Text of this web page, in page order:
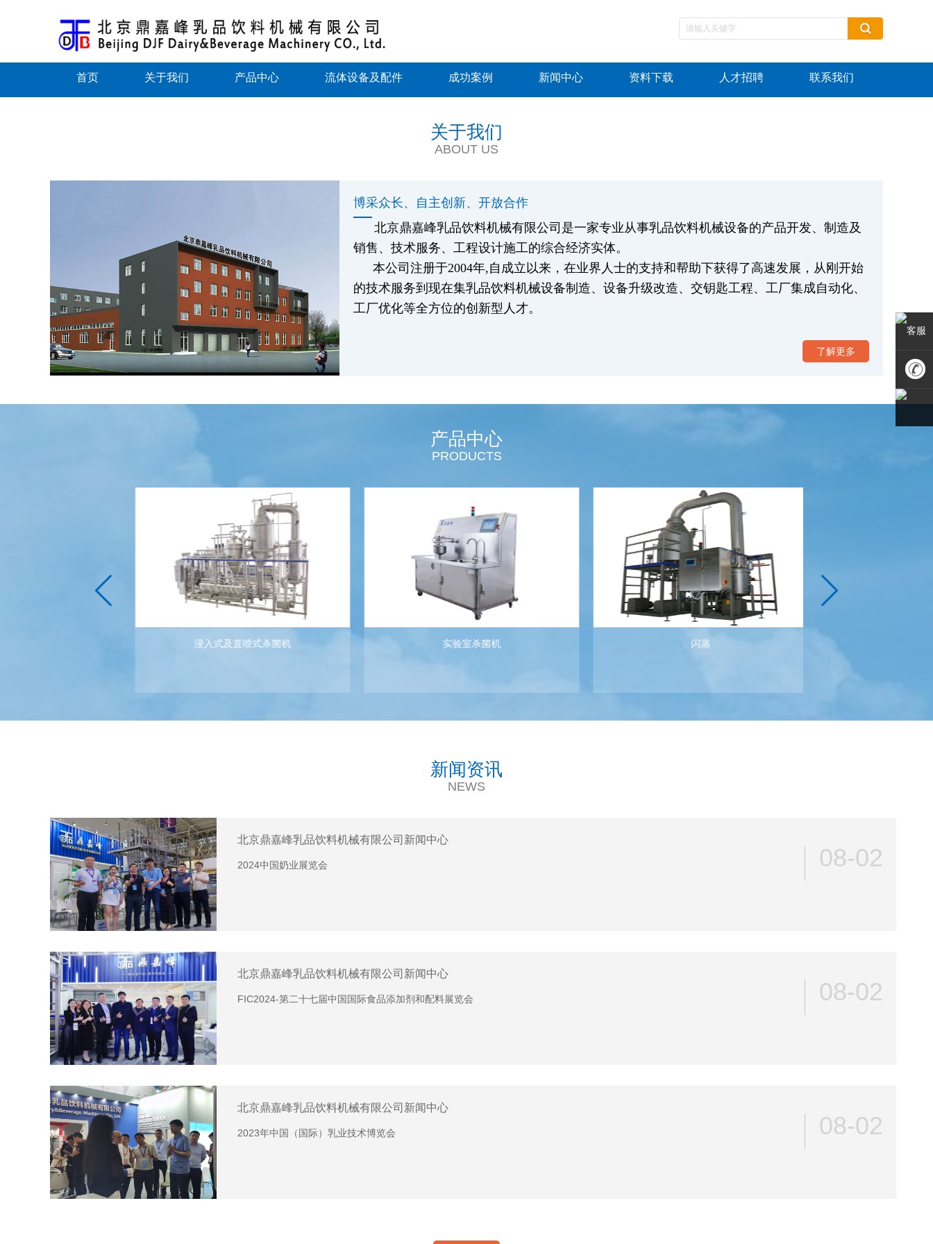
首页 关于我们 产品中心 流体设备及配件 成功案例 新闻中心 资料下载 人才招聘 联系我们
关于我们
ABOUT US
博采众长、自主创新、开放合作
北京鼎嘉峰乳品饮料机械有限公司是一家专业从事乳品饮料机械设备的产品开发、制造及
销售、技术服务、工程设计施工的综合经济实体。
本公司注册于2004年,自成立以来，在业界人士的支持和帮助下获得了高速发展，从刚开始
的技术服务到现在集乳品饮料机械设备制造、设备升级改造、交钥匙工程、工厂集成自动化、
工厂优化等全方位的创新型人才。
了解更多
产品中心
PRODUCTS
浸入式及直喷式杀菌机 实验室杀菌机 闪蒸
新闻资讯
NEWS
北京鼎嘉峰乳品饮料机械有限公司新闻中心
2024中国奶业展览会 08-02
北京鼎嘉峰乳品饮料机械有限公司新闻中心
FIC2024-第二十七届中国国际食品添加剂和配料展览会 08-02
北京鼎嘉峰乳品饮料机械有限公司新闻中心
2023年中国（国际）乳业技术博览会 08-02
客服
010-